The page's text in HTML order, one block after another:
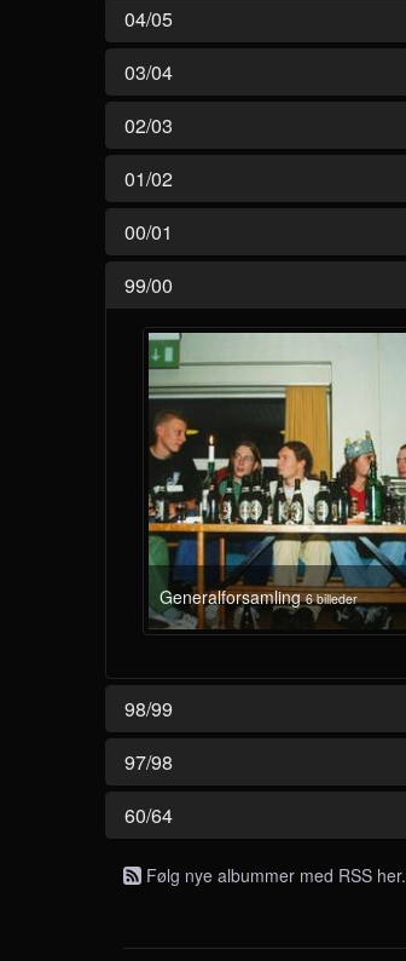
04/05
03/04
02/03
01/02
00/01
99/00
Generalforsamling6 billeder
98/99
97/98
60/64
Følg nye albummer med RSS her.